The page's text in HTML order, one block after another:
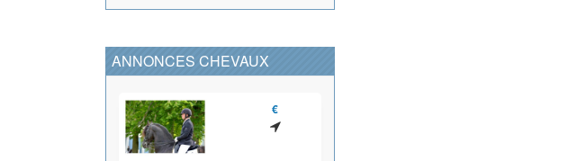
ANNONCES CHEVAUX
€